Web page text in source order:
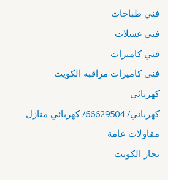
فني طباخات
فني غسلات
فني كاميرات
فني كاميرات مراقبة الكويت
كهربائي
كهربائي/ 66629504/ كهربائي منازل
مقاولات عامة
نجار الكويت